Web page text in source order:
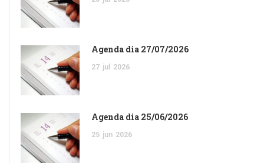
Agenda dia 27/07/2026
27 jul 2026
Agenda dia 25/06/2026
25 jun 2026